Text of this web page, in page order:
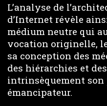
L’analyse de
d’Internet révèle
médium neutre qui
vocation originelle,
sa conception des
des hiérarchies et
intrinsèquement
émancipateur.